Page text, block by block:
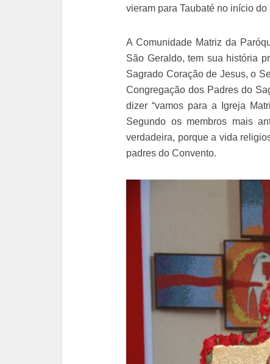
vieram para Taubaté no início do
A Comunidade Matriz da
São Geraldo, tem sua história
Sagrado Coração de Jesus, o
Congregação dos Padres do
dizer “vamos para a Igreja
Segundo os membros mais
verdadeira, porque a vida
padres do Convento.